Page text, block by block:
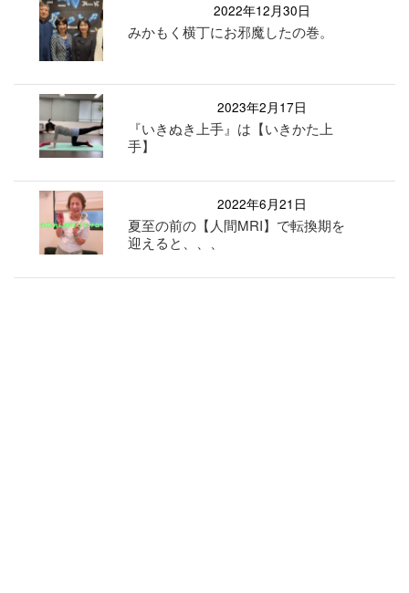
2022年12月30日
みかもく横丁にお邪魔したの巻。
2023年2月17日
『いきぬき上手』は【いきかた上
手】
2022年6月21日
夏至の前の【人間MRI】で転換期を
迎えると、、、